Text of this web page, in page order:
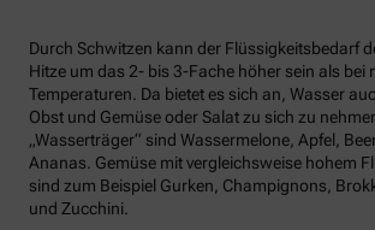
Durch Schwitzen kann der Flüssigkeitsbedarf
Hitze um das 2- bis 3-Fache höher sein als bei
Temperaturen. Da bietet es sich an, Wasser
Obst und Gemüse oder Salat zu sich zu
„Wasserträger“ sind Wassermelone, Apfel,
Ananas. Gemüse mit vergleichsweise hohem
sind zum Beispiel Gurken, Champignons,
und Zucchini.